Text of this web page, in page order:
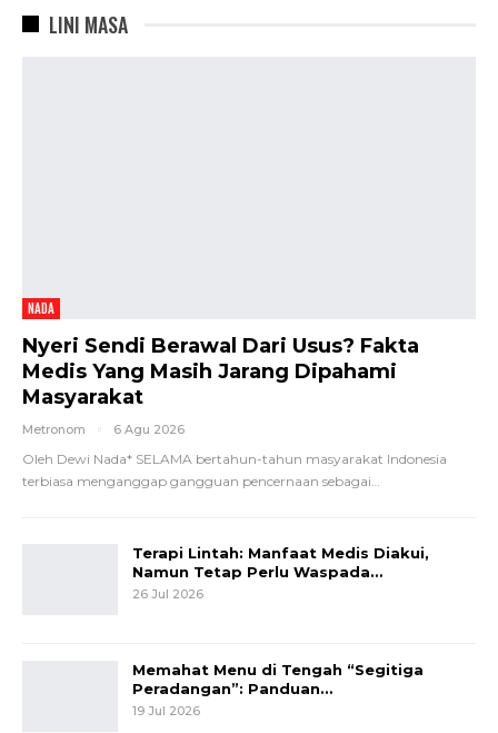
LINI MASA
NADA
Nyeri Sendi Berawal Dari Usus? Fakta
Medis Yang Masih Jarang Dipahami
Masyarakat
Metronom 6 Agu 2026
Oleh Dewi Nada* SELAMA bertahun-tahun masyarakat Indonesia
terbiasa menganggap gangguan pencernaan sebagai…
Terapi Lintah: Manfaat Medis Diakui,
Namun Tetap Perlu Waspada…
26 Jul 2026
Memahat Menu di Tengah “Segitiga
Peradangan”: Panduan…
19 Jul 2026